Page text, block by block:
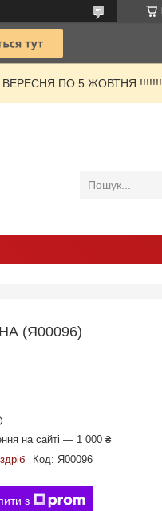
ПО 5 ЖОВТНЯ !!!!!!!
(Я00096)
на сайті — 1 000 ₴
Код: Я00096
з